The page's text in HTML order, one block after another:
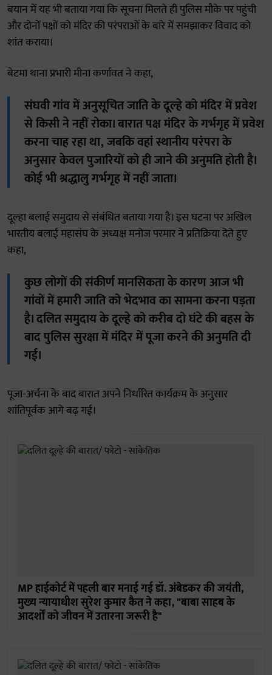
बयान में यह भी बताया गया कि सूचना मिलते ही पुलिस मौके पर पहुंची
और दोनों पक्षों को मंदिर की परंपराओं के बारे में समझाकर विवाद को
शांत कराया।
बेटमा थाना प्रभारी मीना कर्णावत ने कहा,
संघवी गांव में अनुसूचित जाति के दूल्हे को मंदिर में प्रवेश
से किसी ने नहीं रोका। बारात पक्ष मंदिर के गर्भगृह में प्रवेश
करना चाह रहा था, जबकि वहां स्थानीय परंपरा के
अनुसार केवल पुजारियों को ही जाने की अनुमति होती है।
कोई भी श्रद्धालु गर्भगृह में नहीं जाता।
दूल्हा बलाई समुदाय से संबंधित बताया गया है। इस घटना पर अखिल
भारतीय बलाई महासंघ के अध्यक्ष मनोज परमार ने प्रतिक्रिया देते हुए
कहा,
कुछ लोगों की संकीर्ण मानसिकता के कारण आज भी
गांवों में हमारी जाति को भेदभाव का सामना करना पड़ता
है। दलित समुदाय के दूल्हे को करीब दो घंटे की बहस के
बाद पुलिस सुरक्षा में मंदिर में पूजा करने की अनुमति दी
गई।
पूजा-अर्चना के बाद बारात अपने निर्धारित कार्यक्रम के अनुसार
शांतिपूर्वक आगे बढ़ गई।
MP हाईकोर्ट में पहली बार मनाई गई डॉ. अंबेडकर की जयंती,
मुख्य न्यायाधीश सुरेश कुमार कैत ने कहा, "बाबा साहब के
आदर्शों को जीवन में उतारना जरूरी है"